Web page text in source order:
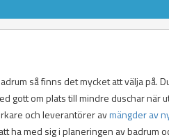
så finns det mycket att välja på.
gott om plats till mindre duschar när
och leverantörer avmängder av
ha med sig i planeringen av badrum